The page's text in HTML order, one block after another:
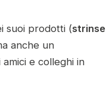
suoi prodotti (strinse
anche un
e colleghi in